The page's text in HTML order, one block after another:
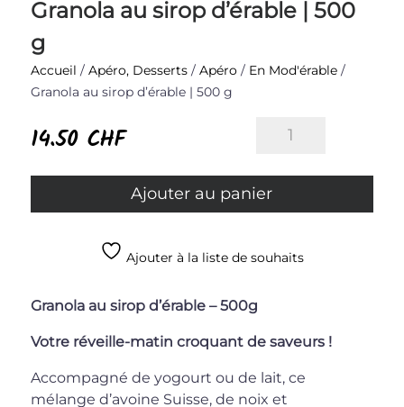
Granola au sirop d’érable | 500
g
Accueil / Apéro, Desserts/ Apéro/ En Mod'érable/
Granola au sirop d’érable | 500 g
14.50 CHF
quantité
au
sirop
|
g
Ajouter au panier
Ajouter à la liste de souhaits
Granola au sirop d’érable – 500g
Votre réveille-matin croquant de saveurs !
Accompagné de yogourt ou de lait, ce
mélange d’avoine Suisse, de noix et